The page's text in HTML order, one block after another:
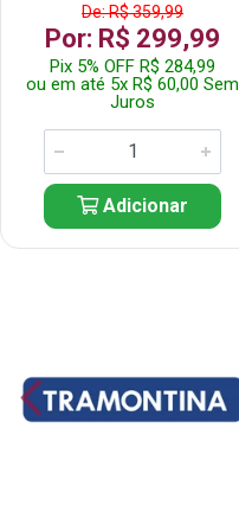
De: R$ 359,99
Por: R$ 299,99
Pix 5% OFF R$ 284,99
ou em até 5x R$ 60,00 Sem
Juros
Adicionar